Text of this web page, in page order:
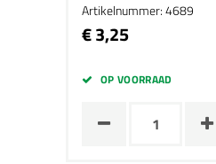
Artikelnummer: 4689
€ 3,25
OP VOORRAAD